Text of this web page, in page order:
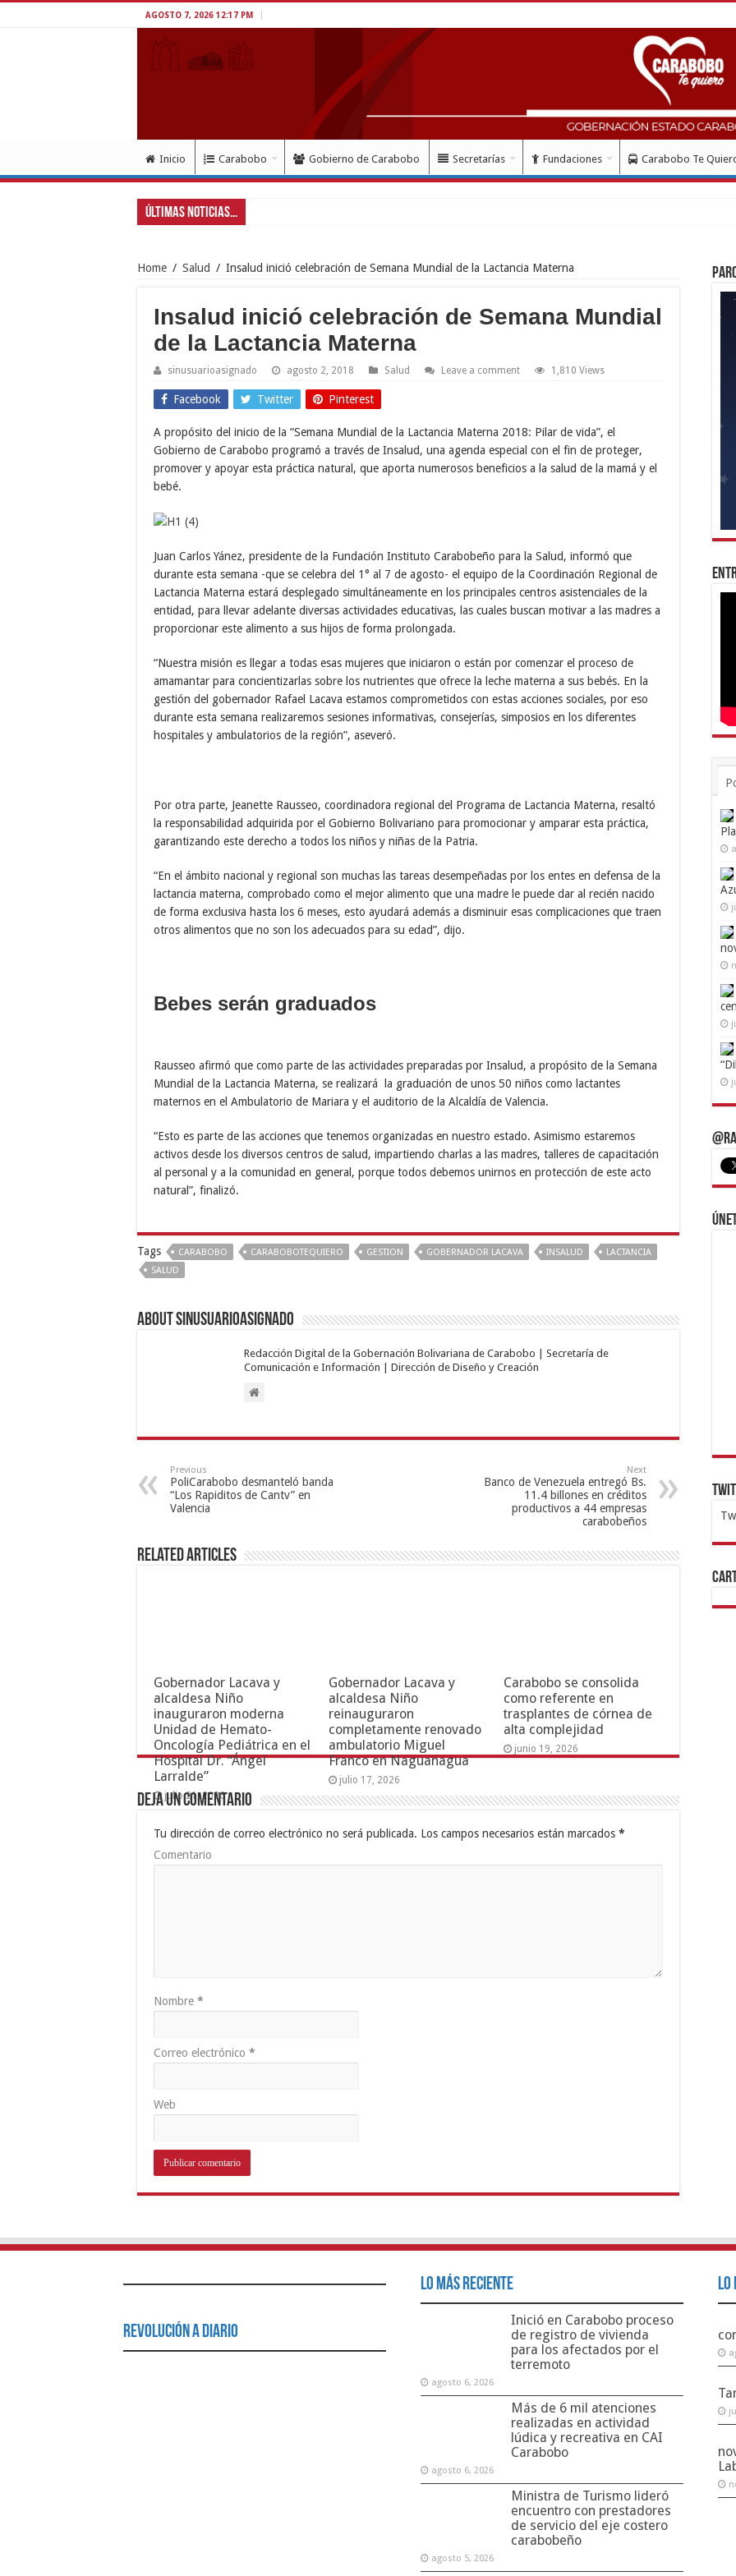
AGOSTO 7, 2026 12:17 PM
Inicio Carabobo Gobierno de Carabobo Secretarías Fundaciones Carabobo Te
Últimas Noticias...
Home / Salud / Insalud inició celebración de Semana Mundial de la Lactancia Materna
Insalud inició celebración de Semana Mundial
de la Lactancia Materna
sinusuarioasignado agosto 2, 2018 Salud Leave a comment 1,810 Views
Facebook Twitter Pinterest
A propósito del inicio de la “Semana Mundial de la Lactancia Materna 2018: Pilar de vida”, el
Gobierno de Carabobo programó a través de Insalud, una agenda especial con el fin de proteger,
promover y apoyar esta práctica natural, que aporta numerosos beneficios a la salud de la mamá y el
bebé.
Juan Carlos Yánez, presidente de la Fundación Instituto Carabobeño para la Salud, informó que
durante esta semana -que se celebra del 1° al 7 de agosto- el equipo de la Coordinación Regional de
Lactancia Materna estará desplegado simultáneamente en los principales centros asistenciales de la
entidad, para llevar adelante diversas actividades educativas, las cuales buscan motivar a las madres a
proporcionar este alimento a sus hijos de forma prolongada.
“Nuestra misión es llegar a todas esas mujeres que iniciaron o están por comenzar el proceso de
amamantar para concientizarlas sobre los nutrientes que ofrece la leche materna a sus bebés. En la
gestión del gobernador Rafael Lacava estamos comprometidos con estas acciones sociales, por eso
durante esta semana realizaremos sesiones informativas, consejerías, simposios en los diferentes
hospitales y ambulatorios de la región”, aseveró.
Por otra parte, Jeanette Rausseo, coordinadora regional del Programa de Lactancia Materna, resaltó
la responsabilidad adquirida por el Gobierno Bolivariano para promocionar y amparar esta práctica,
garantizando este derecho a todos los niños y niñas de la Patria.
“En el ámbito nacional y regional son muchas las tareas desempeñadas por los entes en defensa de la
lactancia materna, comprobado como el mejor alimento que una madre le puede dar al recién nacido
de forma exclusiva hasta los 6 meses, esto ayudará además a disminuir esas complicaciones que traen
otros alimentos que no son los adecuados para su edad”, dijo.
Bebes serán graduados
Rausseo afirmó que como parte de las actividades preparadas por Insalud, a propósito de la Semana
Mundial de la Lactancia Materna, se realizará la graduación de unos 50 niños como lactantes
maternos en el Ambulatorio de Mariara y el auditorio de la Alcaldía de Valencia.
“Esto es parte de las acciones que tenemos organizadas en nuestro estado. Asimismo estaremos
activos desde los diversos centros de salud, impartiendo charlas a las madres, talleres de capacitación
al personal y a la comunidad en general, porque todos debemos unirnos en protección de este acto
natural”, finalizó.
Tags CARABOBO CARABOBOTEQUIERO GESTION GOBERNADOR LACAVA INSALUD
LACTANCIA
SALUD
About sinusuarioasignado
Redacción Digital de la Gobernación Bolivariana de Carabobo | Secretaría de
Comunicación e Información | Dirección de Diseño y Creación
Previous
PoliCarabobo desmanteló banda
“Los Rapiditos de Cantv” en
Valencia
Next
Banco de Venezuela entregó Bs.
11.4 billones en créditos
productivos a 44 empresas
carabobeños
Related Articles
Gobernador Lacava y
alcaldesa Niño
inauguraron moderna
Unidad de Hemato-
Oncología Pediátrica en el
Hospital Dr. “Ángel
Larralde”
julio 21, 2026
Gobernador Lacava y
alcaldesa Niño
reinauguraron
completamente renovado
ambulatorio Miguel
Franco en Naguanagua
julio 17, 2026
Carabobo se consolida
como referente en
trasplantes de córnea de
alta complejidad
junio 19, 2026
Deja un comentario
Tu dirección de correo electrónico no será publicada. Los campos necesarios están marcados *
Comentario
Nombre *
Correo electrónico *
Web
Revolución a Diario
Lo Más Reciente
Inició en Carabobo proceso
de registro de vivienda
para los afectados por el
terremoto
agosto 6, 2026
Más de 6 mil atenciones
realizadas en actividad
lúdica y recreativa en CAI
Carabobo
agosto 6, 2026
Ministra de Turismo lideró
encuentro con prestadores
de servicio del eje costero
carabobeño
agosto 5, 2026
Lo